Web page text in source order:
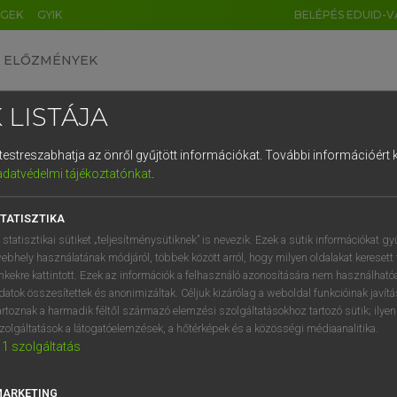
GYIK BELÉPÉS EDUID-
ELŐZMÉNYEK
egyetemes nagyszótár
VAN ELŐFIZETÉSED?
megtekintéséhez.
LISTÁJA
az önről gyűjtött információkat. További információért
tájékoztatónkat.
statisztikai sütiket „teljesítménysütiknek” is nevezik. Ezek a sütik információkat
használatának módjáról, többek között arról, hogy milyen oldalakat keresett
kattintott. Ezek az információk a felhasználó azonosítására nem
összesítettek és anonimizáltak. Céljuk kizárólag a weboldal funkcióinak
a harmadik féltől származó elemzési szolgáltatásokhoz tartozó sütik;
a látogatóelemzések, a hőtérképek és a közösségi médiaanalitika.
1 szolgáltatás
DE CN FR ES IT NL
1 2 3 4 5 6 7 8 9
q w e r t z u i
a s d f g h j k l é
í y x c v b n m , .